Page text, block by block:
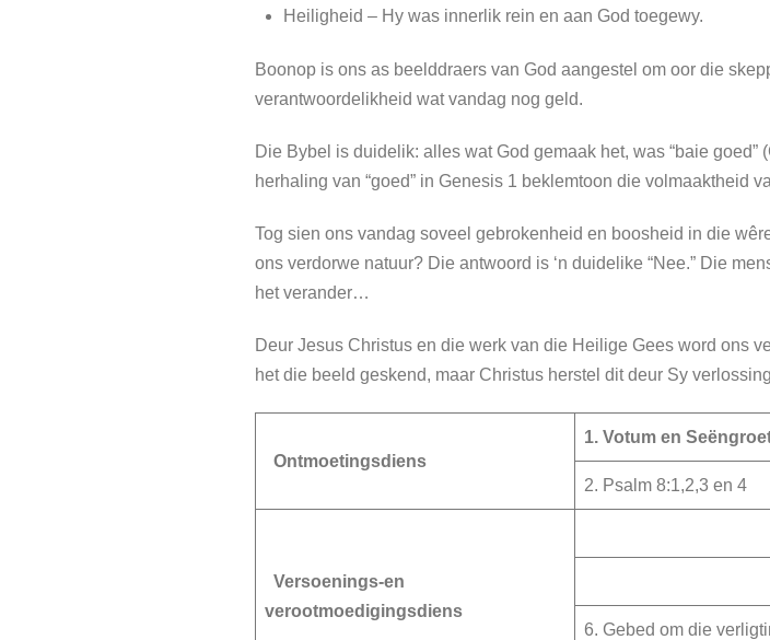
Heiligheid – Hy was innerlik rein en aan God toegewy.
Boonop is ons as beelddraers van God aangestel om oor die
verantwoordelikheid wat vandag nog geld.
Die Bybel is duidelik: alles wat God gemaak het, was “baie
herhaling van “goed” in Genesis 1 beklemtoon die volmaaktheid
Tog sien ons vandag soveel gebrokenheid en boosheid in die
ons verdorwe natuur? Die antwoord is ‘n duidelike “Nee.” Die
het verander…
Deur Jesus Christus en die werk van die Heilige Gees word ons
het die beeld geskend, maar Christus herstel dit deur Sy
Ontmoetingsdiens
1. Votum en
2. Psalm 8:1,2,3 en 4
Versoenings-en
verootmoedigingsdiens
6. Gebed om die